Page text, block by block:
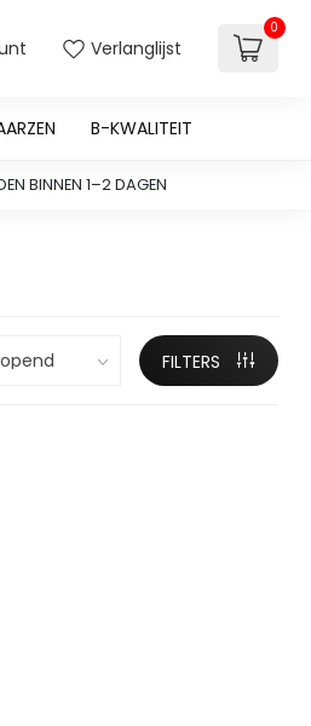
Verlanglijst
0
B-KWALITEIT
BINNEN 1–2 DAGEN
FILTERS